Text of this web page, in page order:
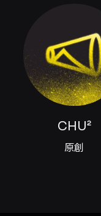
門票屬電子
程式出示）
Code 將定
票另收
接受 VISA /
- 每位 KKTIX
為實名制，
件號碼」（
眾之完整英
CHU²
原創